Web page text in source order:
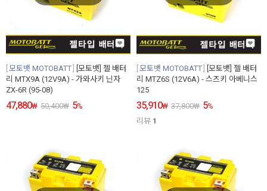
모토뱃 MOTOBATT
[모토뱃] 젤 배터
리 MTX9A (12V9A) - 가와사키 닌자
ZX-6R (95-08)
47,880₩ 50,400₩ 5%
모토뱃 MOTOBATT
[모토뱃] 젤 배터
리 MTZ6S (12V6A) - 스즈키 아베니스
125
35,910₩ 37,800₩ 5%
리뷰 1